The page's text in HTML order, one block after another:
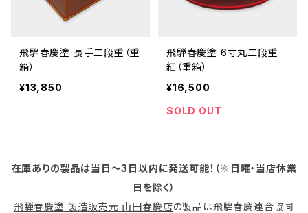
飛騨春慶塗 長手二段重（重
箱）
¥13,850
飛騨春慶塗 6寸丸二段重
紅（重箱）
¥16,500
SOLD OUT
在庫ありの製品は当日〜3日以内に発送可能！（※日曜・当店休業
日を除く）
飛騨春慶塗 製造販売元 山田春慶店の製品は飛騨春慶連合協同